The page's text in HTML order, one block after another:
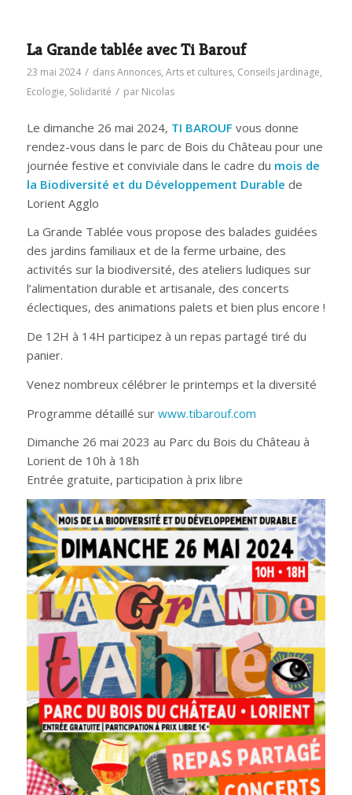
La Grande tablée avec Ti Barouf
23 mai 2024 / dansAnnonces, Arts et cultures, Conseils jardinage,
Ecologie, Solidarité / par Nicolas
Le dimanche 26 mai 2024, TI BAROUF vous donne
rendez-vous dans le parc de Bois du Château pour une
journée festive et conviviale dans le cadre du mois de
la Biodiversité et du Développement Durable de
Lorient Agglo
La Grande Tablée vous propose des balades guidées
des jardins familiaux et de la ferme urbaine, des
activités sur la biodiversité, des ateliers ludiques sur
l’alimentation durable et artisanale, des concerts
éclectiques, des animations palets et bien plus encore !
De 12H à 14H participez à un repas partagé tiré du
panier.
Venez nombreux célébrer le printemps et la diversité
Programme détaillé sur www.tibarouf.com
Dimanche 26 mai 2023 au Parc du Bois du Château à
Lorient de 10h à 18h
Entrée gratuite, participation à prix libre